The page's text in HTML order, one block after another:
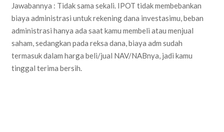
Jawabannya : Tidak sama sekali. IPOT tidak membebankan
biaya administrasi untuk rekening dana investasimu, beban
administrasi hanya ada saat kamu membeli atau menjual
saham, sedangkan pada reksa dana, biaya adm sudah
termasuk dalam harga beli/jual NAV/NABnya, jadi kamu
tinggal terima bersih.